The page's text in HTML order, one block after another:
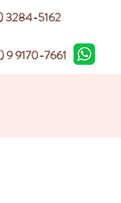
3284-5162
9 9170-7661